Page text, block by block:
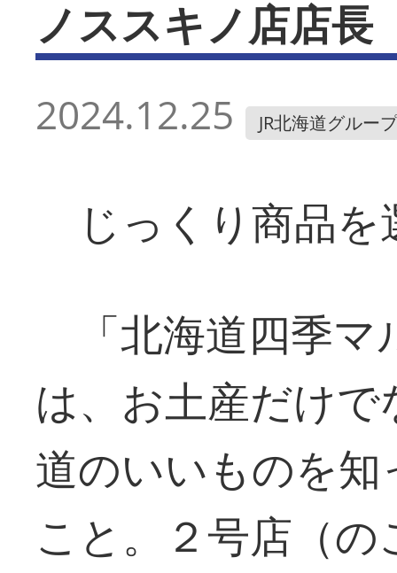
ノススキノ店店長
2024.12.25 JR北海道グループ
じっくり商品
「北海道四季マ
は、お土産だけ
道のいいものを
こと。２号店（